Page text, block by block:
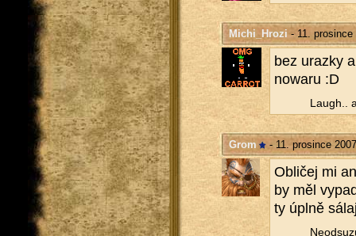
Michi_Hrozi - 11. prosince
bez uraz­ky
no­wa­ru :D
Laugh..
Grom - 11. prosince
Ob­li­čej mi
by měl
ty úplně